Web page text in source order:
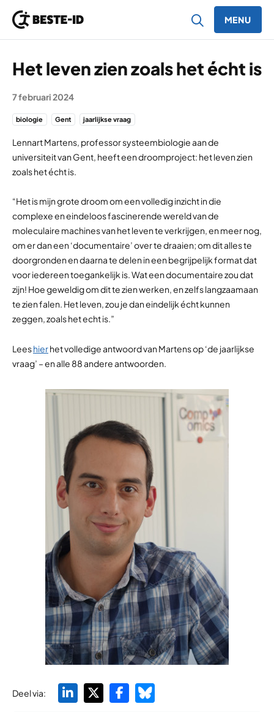
MENU
Het leven zien zoals het écht is
7 februari 2024
biologie Gent jaarlijkse vraag
Lennart Martens, professor systeembiologie aan de
universiteit van Gent, heeft een droomproject: het leven zien
zoals het écht is.
“Het is mijn grote droom om een volledig inzicht in die
complexe en eindeloos fascinerende wereld van de
moleculaire machines van het leven te verkrijgen, en meer nog,
om er dan een ‘documentaire’ over te draaien; om dit alles te
doorgronden en daarna te delen in een begrijpelijk format dat
voor iedereen toegankelijk is. Wat een documentaire zou dat
zijn! Hoe geweldig om dit te zien werken, en zelfs langzaamaan
te zien falen. Het leven, zou je dan eindelijk écht kunnen
zeggen, zoals het echt is.”
Leeshierhet volledige antwoord van Martens op ‘de jaarlijkse
vraag’ – en alle 88 andere antwoorden.
Deel via: